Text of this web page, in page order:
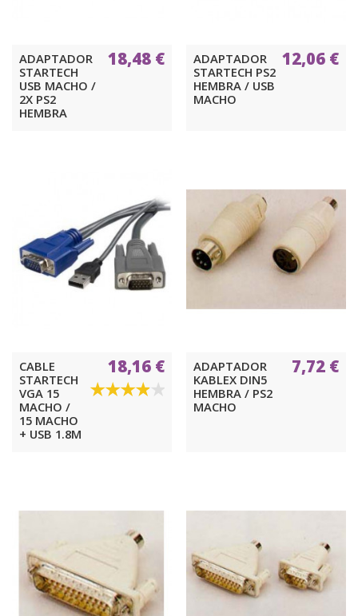
ADAPTADOR
STARTECH
USB MACHO /
2X PS2
HEMBRA
18,48 €
ADAPTADOR
STARTECH PS2
HEMBRA / USB
MACHO
12,06 €
CABLE
STARTECH
VGA 15
MACHO /
15 MACHO
+ USB 1.8M
18,16 €
ADAPTADOR
KABLEX DIN5
HEMBRA / PS2
MACHO
7,72 €